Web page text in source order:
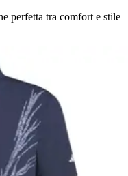
perfetta tra comfort e stile